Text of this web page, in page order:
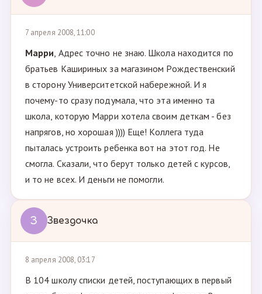
7 апреля 2008, 11:00
Марри, Адрес точно не знаю. Школа находится по
братьев Кашириных за магазином Рождественский
в сторону Университетской набережной. И я
почему-то сразу подумала, что эта именно та
школа, которую Марри хотела своим деткам - без
напрягов, но хорошая )))) Еще! Коллега туда
пыталась устроить ребенка вот на этот год. Не
смогла. Сказали, что берут только детей с курсов,
и то не всех. И деньги не помогли.
З Звездочка
8 апреля 2008, 03:17
В 104 школу списки детей, поступающих в первый